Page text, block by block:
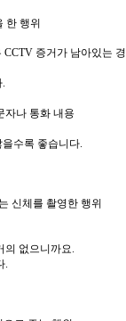
한 행위
증거가 남아있는 경
자나 통화 내용
수록 좋습니다.
신체를 촬영한 행위
없으니까요.
.